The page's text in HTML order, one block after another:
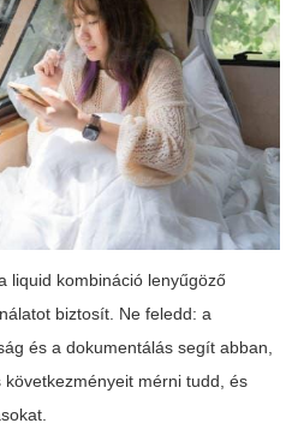
liquid kombináció lenyűgöző
biztosít. Ne feledd: a
és a dokumentálás segít abban,
mérni tudd, és